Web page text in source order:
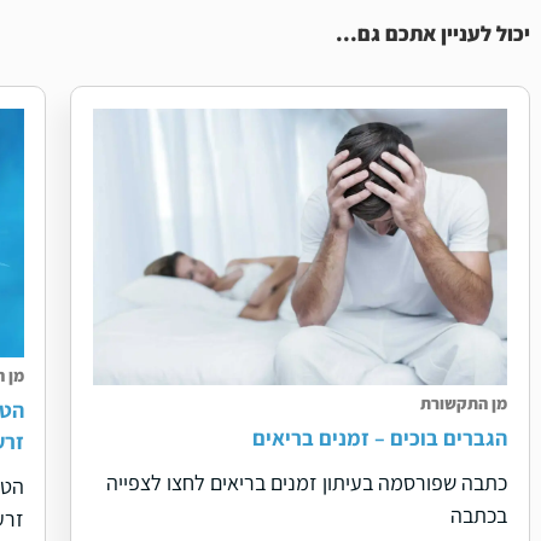
יכול לעניין אתכם גם...
מן התקשורת
הגברים בוכים – זמנים בריאים
כתבה שפורסמה בעיתון זמנים בריאים לחצו לצפייה
בכתבה
מן